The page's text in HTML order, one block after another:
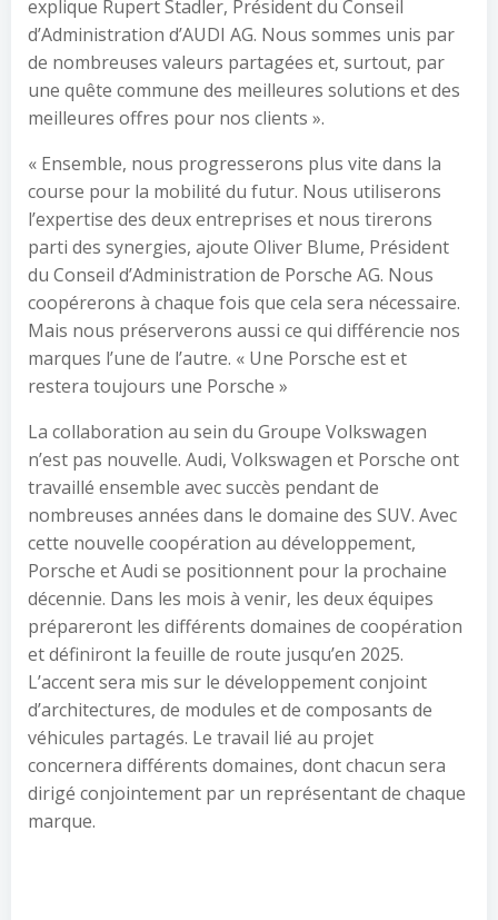
explique Rupert Stadler, Président du Conseil
d’Administration d’AUDI AG. Nous sommes unis par
de nombreuses valeurs partagées et, surtout, par
une quête commune des meilleures solutions et des
meilleures offres pour nos clients ».
« Ensemble, nous progresserons plus vite dans la
course pour la mobilité du futur. Nous utiliserons
l’expertise des deux entreprises et nous tirerons
parti des synergies, ajoute Oliver Blume, Président
du Conseil d’Administration de Porsche AG. Nous
coopérerons à chaque fois que cela sera nécessaire.
Mais nous préserverons aussi ce qui différencie nos
marques l’une de l’autre. « Une Porsche est et
restera toujours une Porsche »
La collaboration au sein du Groupe Volkswagen
n’est pas nouvelle. Audi, Volkswagen et Porsche ont
travaillé ensemble avec succès pendant de
nombreuses années dans le domaine des SUV. Avec
cette nouvelle coopération au développement,
Porsche et Audi se positionnent pour la prochaine
décennie. Dans les mois à venir, les deux équipes
prépareront les différents domaines de coopération
et définiront la feuille de route jusqu’en 2025.
L’accent sera mis sur le développement conjoint
d’architectures, de modules et de composants de
véhicules partagés. Le travail lié au projet
concernera différents domaines, dont chacun sera
dirigé conjointement par un représentant de chaque
marque.